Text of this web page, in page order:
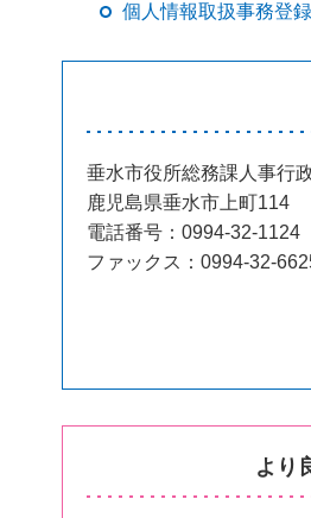
個人情報取扱事務登
垂水市役所総務課人事行
鹿児島県垂水市上町114
電話番号：0994-32-1124
ファックス：0994-32-
より